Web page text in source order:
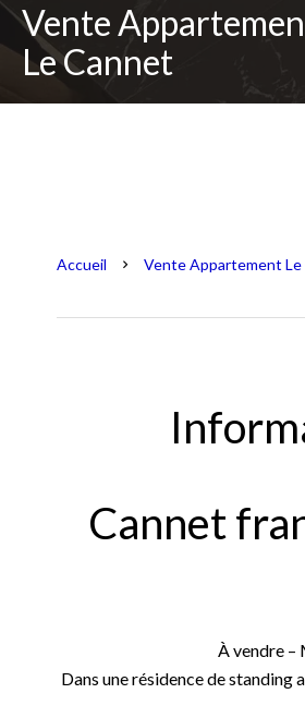
Vente
Le Cannet
Accueil Vente Appartement Le
Cannet
À vendre –
Dans une résidence de standing